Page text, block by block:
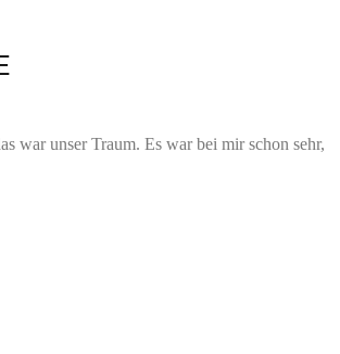
war unser Traum. Es war bei mir schon sehr,